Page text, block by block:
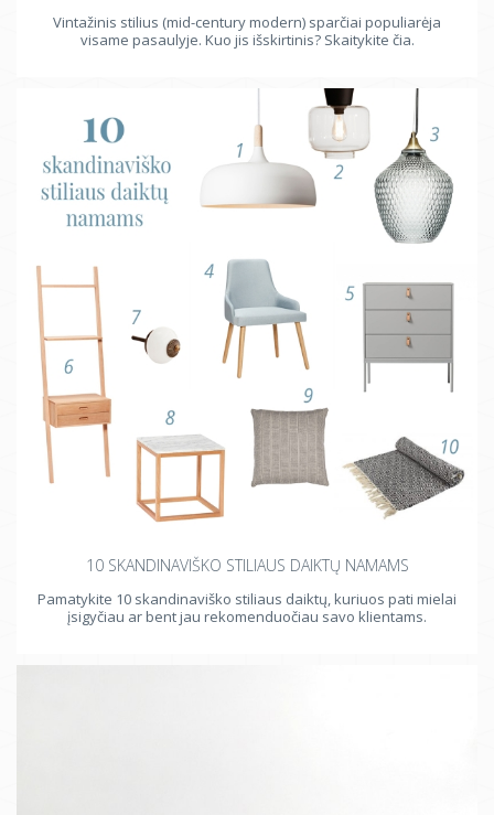
Vintažinis stilius (mid-century modern) sparčiai populiarėja
visame pasaulyje. Kuo jis išskirtinis? Skaitykite čia.
10 SKANDINAVIŠKO STILIAUS DAIKTŲ NAMAMS
Pamatykite 10 skandinaviško stiliaus daiktų, kuriuos pati mielai
įsigyčiau ar bent jau rekomenduočiau savo klientams.